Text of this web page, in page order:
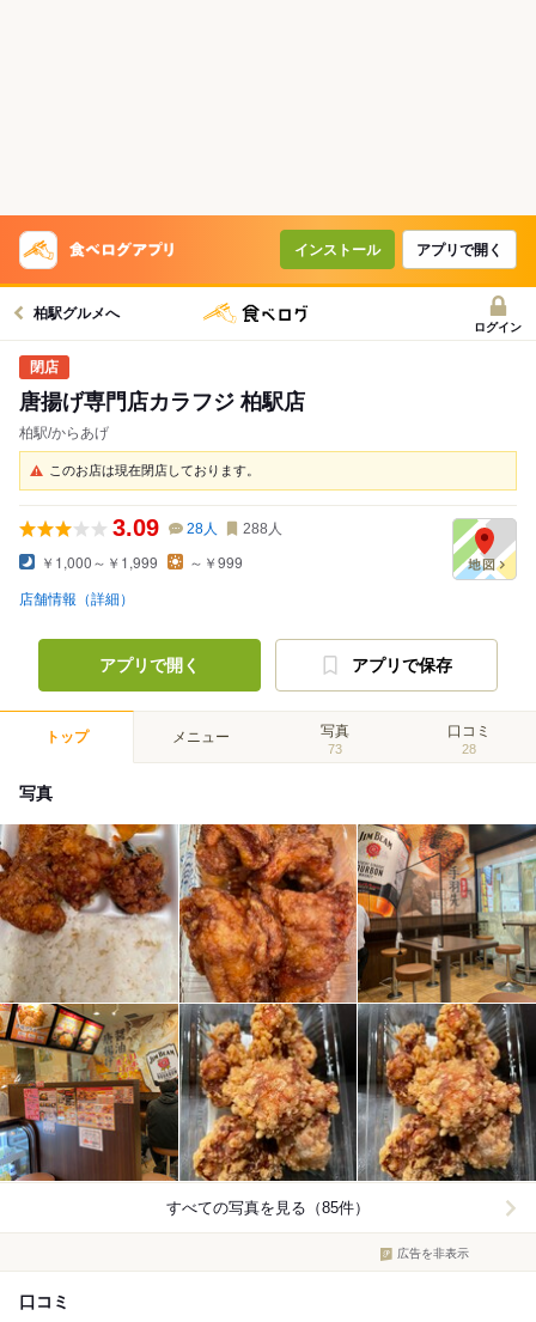
インストール アプリで開く
柏駅グルメへ
ログイン
唐揚げ専門店カラフジ 柏駅店
柏駅/からあげ
このお店は現在閉店しております。
3.09 28人 288 人
￥1,000～￥1,999 ～￥999
店舗情報（詳細）
アプリで開く アプリで保存
トップ メニュー 写真
73
口コミ
28
写真
すべての写真を見る（85件）
広告を非表示
口コミ